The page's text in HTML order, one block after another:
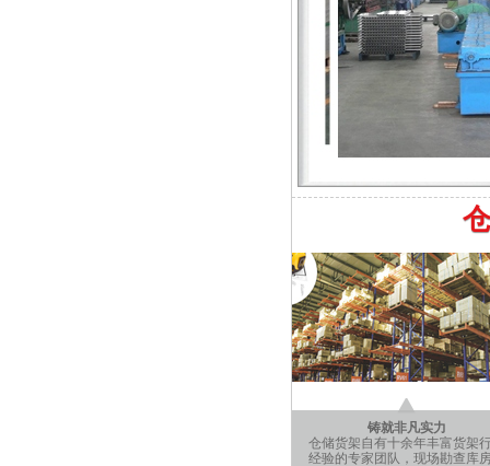
铸就非凡实力
仓储货架自有十余年丰富货架
经验的专家团队，现场勘查库